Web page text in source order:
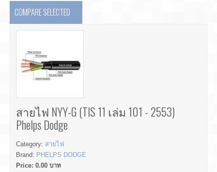
COMPARE SELECTED
สายไฟ NYY-G (TIS 11 เล่ม 101 - 2553)
Phelps Dodge
Category: สายไฟ
Brand: PHELPS DODGE
Price: 0.00 บาท